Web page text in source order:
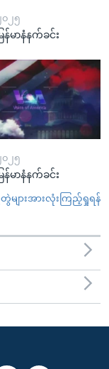
၂၅
မာနံနက်ခင်း
၂၅
မာနံနက်ခင်း
ျားအားလုံးကြည့်ရှုရန်